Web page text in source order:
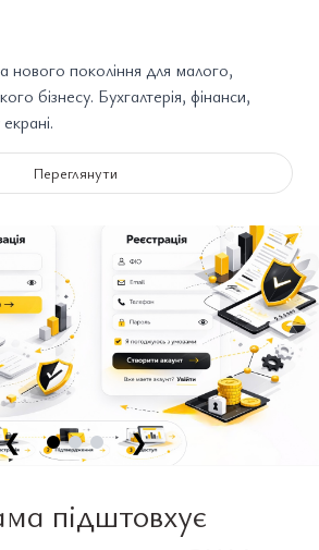
нового покоління для малого,
бізнесу. Бухгалтерія, фінанси,
Переглянути
❮ ❯
підштовхує